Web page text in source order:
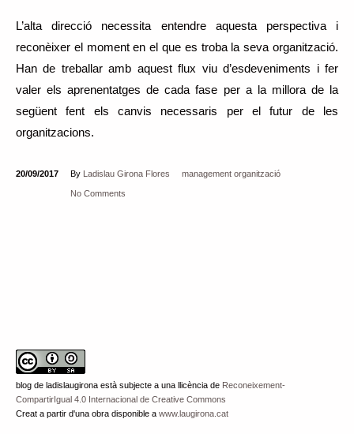
L’alta direcció necessita entendre aquesta perspectiva i
reconèixer el moment en el que es troba la seva organització.
Han de treballar amb aquest flux viu d’esdeveniments i fer
valer els aprenentatges de cada fase per a la millora de la
següent fent els canvis necessaris per el futur de les
organitzacions.
20/09/2017 By Ladislau Girona Flores management organització
No Comments
blog de ladislaugirona està subjecte a una llicència de Reconeixement-
CompartirIgual 4.0 Internacional de Creative Commons
Creat a partir d'una obra disponible a www.laugirona.cat